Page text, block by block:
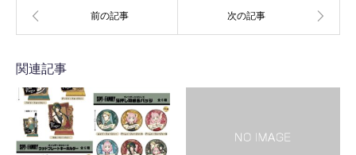
関連記事